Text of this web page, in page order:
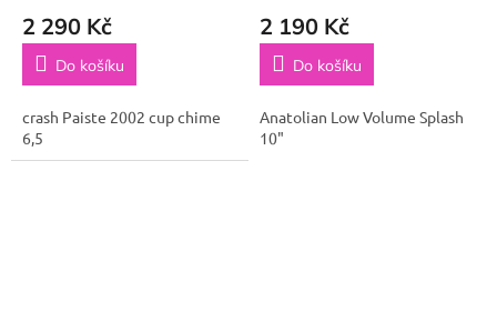
2 290 Kč
Do košíku
crash Paiste 2002 cup chime
6,5
2 190 Kč
Do košíku
Anatolian Low Volume Splash
10"